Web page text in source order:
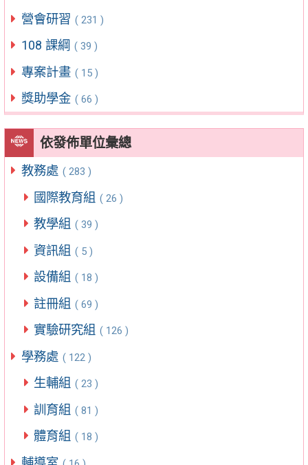
營會研習 ( 231 )
108 課綱 ( 39 )
專案計畫 ( 15 )
獎助學金 ( 66 )
依發佈單位彙總
教務處 ( 283 )
國際教育組 ( 26 )
教學組 ( 39 )
資訊組 ( 5 )
設備組 ( 18 )
註冊組 ( 69 )
實驗研究組 ( 126 )
學務處 ( 122 )
生輔組 ( 23 )
訓育組 ( 81 )
體育組 ( 18 )